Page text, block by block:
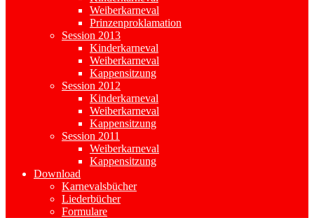
Weiberkarneval
Prinzenproklamation
Session 2013
Kinderkarneval
Weiberkarneval
Kappensitzung
Session 2012
Kinderkarneval
Weiberkarneval
Kappensitzung
Session 2011
Weiberkarneval
Kappensitzung
Download
Karnevalsbücher
Liederbücher
Formulare